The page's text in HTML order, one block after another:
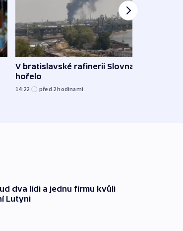
V bratislavské rafinerii Slovnaft
hořelo
14:22 před 2hodinami
dva lidi a jednu firmu kvůli
Lutyni